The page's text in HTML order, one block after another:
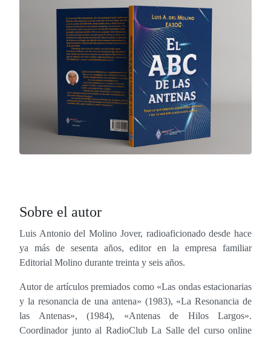
Sobre el autor
Luis Antonio del Molino Jover, radioaficionado desde hace
ya más de sesenta años, editor en la empresa familiar
Editorial Molino durante treinta y seis años.
Autor de artículos premiados como «Las ondas estacionarias
y la resonancia de una antena» (1983), «La Resonancia de
las Antenas», (1984), «Antenas de Hilos Largos».
Coordinador junto al RadioClub La Salle del curso online